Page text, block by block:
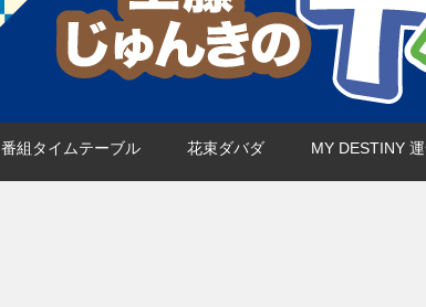
番組タイムテーブル 花束ダバダ MY DESTINY